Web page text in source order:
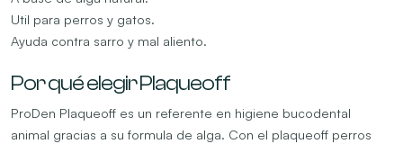
Util para perros y gatos.
Ayuda contra sarro y mal aliento.
Por qué elegir Plaqueoff
ProDen Plaqueoff es un referente en higiene bucodental
animal gracias a su formula de alga. Con el plaqueoff perros